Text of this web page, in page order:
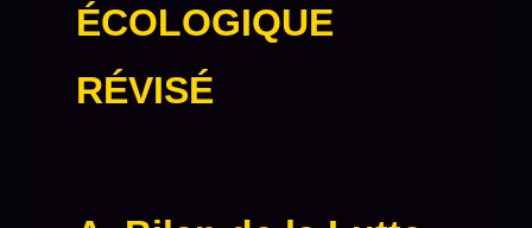
ÉCOLOGIQUE
RÉVISÉ